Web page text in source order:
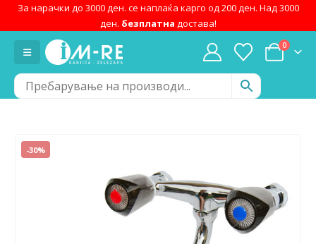
За нарачки до 3000 ден. се наплаќа карго од 200 ден. Над 3000
ден. безплатна достава!
0
-30%